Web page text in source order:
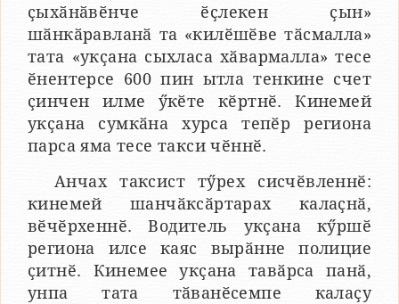
ҫыхӑнӑвӗнче ӗҫлекен ҫын»
шӑнкӑравланӑ та «килӗшӗве тӑсмалла»
тата «укҫана сыхласа хӑвармалла» тесе
ӗнентерсе 600 пин ытла тенкине счет
ҫинчен илме ӳкӗте кӗртнӗ. Кинемей
укҫана сумкӑна хурса тепӗр региона
парса яма тесе такси чӗннӗ.
Анчах таксист тӳрех сисчӗвленнӗ:
кинемей шанчӑксӑртарах калаҫнӑ,
вӗчӗрхеннӗ. Водитель укҫана кӳршӗ
региона илсе каяс вырӑнне полицие
ҫитнӗ. Кинемее укҫана тавӑрса панӑ,
унпа тата тӑванӗсемпе калаҫу